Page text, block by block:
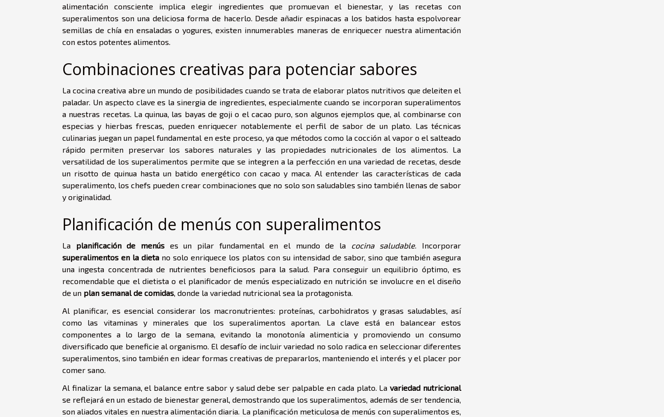
alimentación consciente implica elegir ingredientes que promuevan el bienestar, y las recetas con
superalimentos son una deliciosa forma de hacerlo. Desde añadir espinacas a los batidos hasta espolvorear
semillas de chía en ensaladas o yogures, existen innumerables maneras de enriquecer nuestra alimentación
con estos potentes alimentos.
Combinaciones creativas para potenciar sabores
La cocina creativa abre un mundo de posibilidades cuando se trata de elaborar platos nutritivos que deleiten el
paladar. Un aspecto clave es la sinergia de ingredientes, especialmente cuando se incorporan superalimentos
a nuestras recetas. La quinua, las bayas de goji o el cacao puro, son algunos ejemplos que, al combinarse con
especias y hierbas frescas, pueden enriquecer notablemente el perfil de sabor de un plato. Las técnicas
culinarias juegan un papel fundamental en este proceso, ya que métodos como la cocción al vapor o el salteado
rápido permiten preservar los sabores naturales y las propiedades nutricionales de los alimentos. La
versatilidad de los superalimentos permite que se integren a la perfección en una variedad de recetas, desde
un risotto de quinua hasta un batido energético con cacao y maca. Al entender las características de cada
superalimento, los chefs pueden crear combinaciones que no solo son saludables sino también llenas de sabor
y originalidad.
Planificación de menús con superalimentos
La planificación de menús es un pilar fundamental en el mundo de la cocina saludable. Incorporar
superalimentos en la dieta no solo enriquece los platos con su intensidad de sabor, sino que también asegura
una ingesta concentrada de nutrientes beneficiosos para la salud. Para conseguir un equilibrio óptimo, es
recomendable que el dietista o el planificador de menús especializado en nutrición se involucre en el diseño
de un plan semanal de comidas, donde la variedad nutricional sea la protagonista.
Al planificar, es esencial considerar los macronutrientes: proteínas, carbohidratos y grasas saludables, así
como las vitaminas y minerales que los superalimentos aportan. La clave está en balancear estos
componentes a lo largo de la semana, evitando la monotonía alimenticia y promoviendo un consumo
diversificado que beneficie al organismo. El desafío de incluir variedad no solo radica en seleccionar diferentes
superalimentos, sino también en idear formas creativas de prepararlos, manteniendo el interés y el placer por
comer sano.
Al finalizar la semana, el balance entre sabor y salud debe ser palpable en cada plato. Lavariedad nutricional
se reflejará en un estado de bienestar general, demostrando que los superalimentos, además de ser tendencia,
son aliados vitales en nuestra alimentación diaria. La planificación meticulosa de menús con superalimentos es,